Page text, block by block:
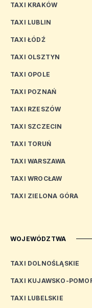
TAXI KRAKÓW
TAXI LUBLIN
TAXI ŁÓDŹ
TAXI OLSZTYN
TAXI OPOLE
TAXI POZNAŃ
TAXI RZESZÓW
TAXI SZCZECIN
TAXI TORUŃ
TAXI WARSZAWA
TAXI WROCŁAW
TAXI ZIELONA GÓRA
WOJEWÓDZTWA
TAXI DOLNOŚLĄSKIE
TAXI KUJAWSKO-
TAXI LUBELSKIE